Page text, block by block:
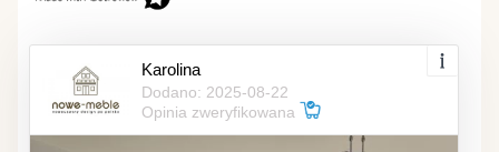
Karolina
Dodano: 2025-08-22
Opinia zweryfikowana